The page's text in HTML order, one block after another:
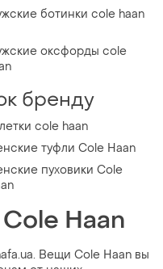
ботинки cole haan
оксфорды cole
бренду
cole haan
туфли Cole Haan
пуховики Cole
Haan
Вещи Cole Haan вы